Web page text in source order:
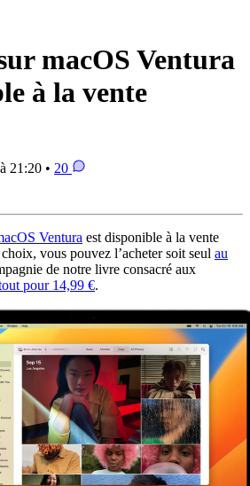
macOS Ventura
à la vente
21:20 • 20
Ventura est disponible à la vente
vous pouvez l’acheter soit seul au
de notre livre consacré aux
pour 14,99 €.